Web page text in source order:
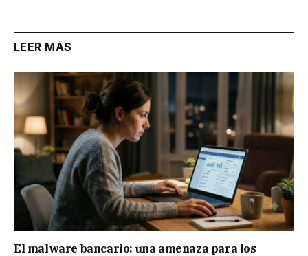
LEER MÁS
El malware bancario: una amenaza para los